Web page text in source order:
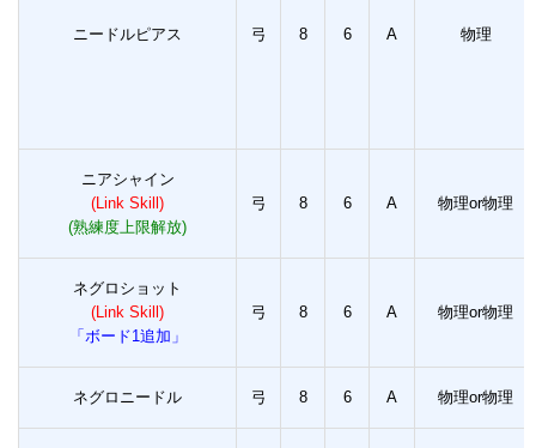
ニードルピアス 弓 8 6 A 物理
ニアシャイン
(Link Skill)
(熟練度上限解放)
弓 8 6 A 物理or物理
ネグロショット
(Link Skill)
「ボード1追加」
弓 8 6 A 物理or物理
ネグロニードル 弓 8 6 A 物理or物理